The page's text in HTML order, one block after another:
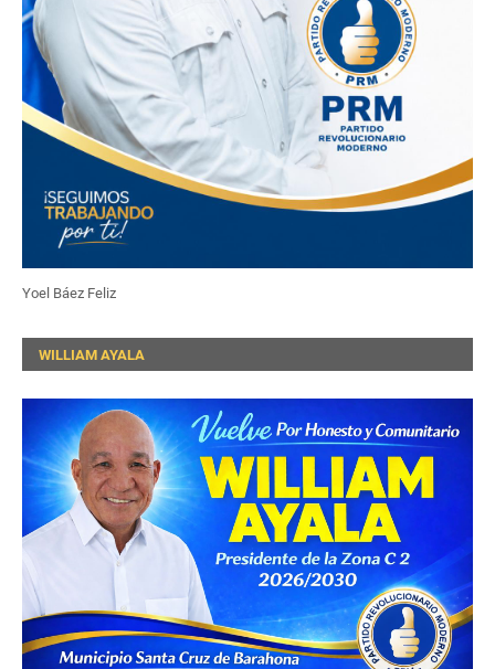
Yoel Báez Feliz
WILLIAM AYALA